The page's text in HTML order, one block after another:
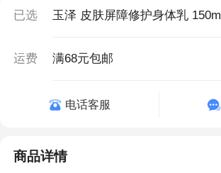
已选 玉泽 皮肤屏障修护身体乳 150ml
运费 满68元包邮
电话客服
商品详情